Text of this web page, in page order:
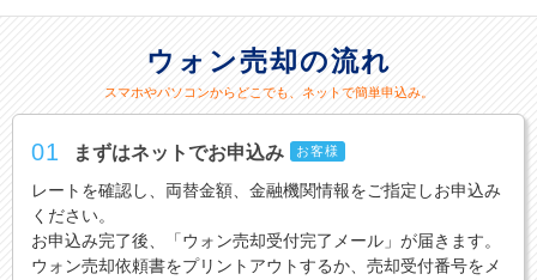
ウォン売却の流れ
スマホやパソコンからどこでも、ネットで簡単申込み。
01 まずはネットでお申込み お客様
レートを確認し、両替金額、金融機関情報をご指定しお申込み
ください。
お申込み完了後、「ウォン売却受付完了メール」が届きます。
ウォン売却依頼書をプリントアウトするか、売却受付番号をメ